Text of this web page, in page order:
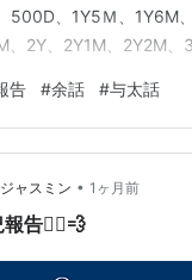
500D、1Y5Ｍ、1Y6M
、2Y、2Y1M、2Y2M
「そろそろ、お酒やめ
本』(青春出版社) →
て、今日も長男夫婦が
…
告 #余話 #与太話
ャスミン • 1ヶ月前
告🏃‍♀️💨